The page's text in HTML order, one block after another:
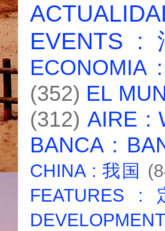
EVENTS :
(352) EL
(312) AIRE :
BANCA :
CHINA : 我国
FEATURES